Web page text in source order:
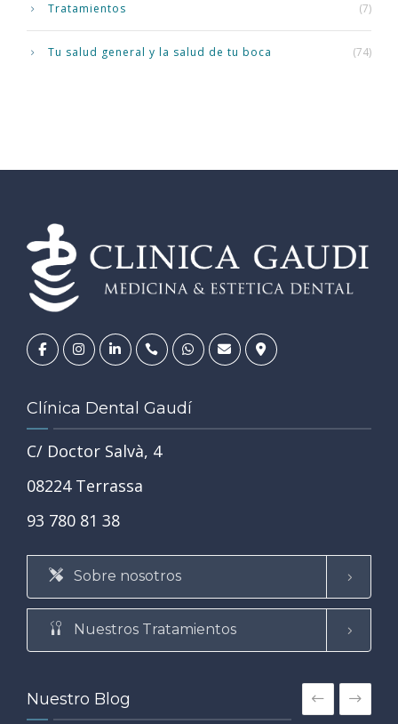
Tratamientos (7)
Tu salud general y la salud de tu boca (74)
Clínica Dental Gaudí
C/ Doctor Salvà, 4
08224 Terrassa
93 780 81 38
Sobre nosotros
Nuestros Tratamientos
Nuestro Blog